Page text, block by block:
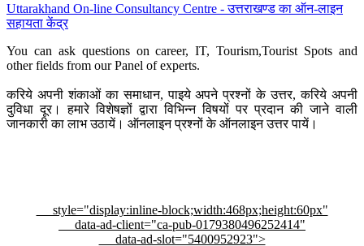
Uttarakhand On-line Consultancy Centre - उत्तराखण्ड का ऑन-लाइन
सहायता केंद्र
You can ask questions on career, IT, Tourism,Tourist Spots and
other fields from our Panel of experts.
करिये अपनी शंकाओं का समाधान, पाइये अपने प्रश्नों के उत्तर, करिये अपनी
दुविधा दूर। हमारे विशेषज्ञों द्वारा विभिन्न विषयों पर प्रदान की जाने वाली
जानकारी का लाभ उठायें। ऑनलाइन प्रश्नों के ऑनलाइन उत्तर पायें।
style="display:inline-block;width:468px;height:60px"
data-ad-client="ca-pub-0179380496252414"
data-ad-slot="5400952923">